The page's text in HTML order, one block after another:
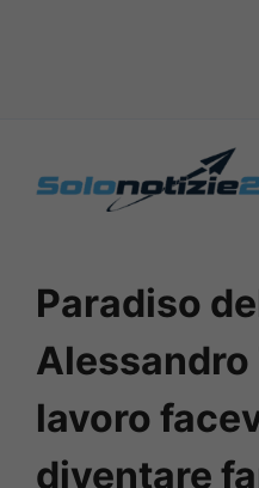
Paradiso
Alessandro
lavoro
diventare